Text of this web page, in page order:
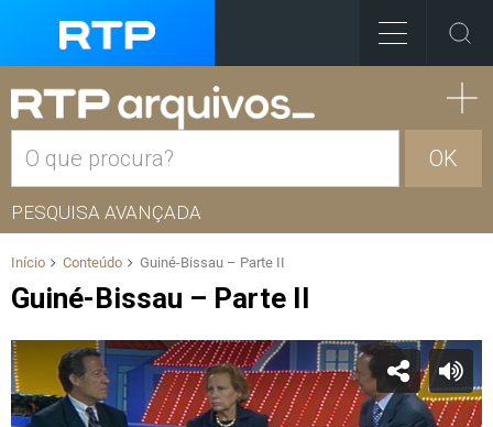
OK
PESQUISA AVANÇADA
Início Conteúdo Guiné-Bissau – Parte II
Guiné-Bissau – Parte II